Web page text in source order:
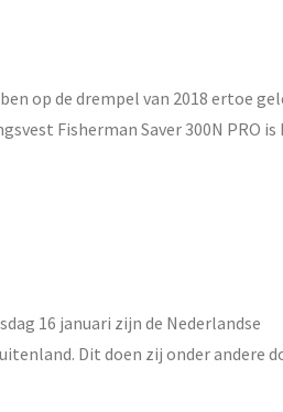
op de drempel van 2018 ertoe
Fisherman Saver 300N PRO is
16 januari zijn de Nederlandse
Dit doen zij onder andere